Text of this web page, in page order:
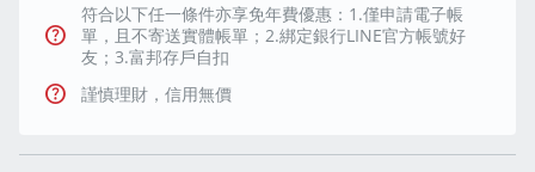
help
符合以下任一條件亦享免年費優惠：1.僅申請電子帳
單，且不寄送實體帳單；2.綁定銀行LINE官方帳號好
友；3.富邦存戶自扣
help 謹慎理財，信用無價